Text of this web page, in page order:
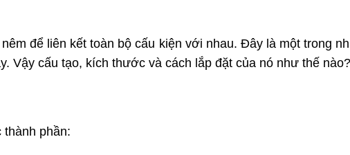
để liên kết toàn bộ cấu kiện với nhau. Đây là một trong
Vậy cấu tạo, kích thước và cách lắp đặt của nó như thế
thành phần: